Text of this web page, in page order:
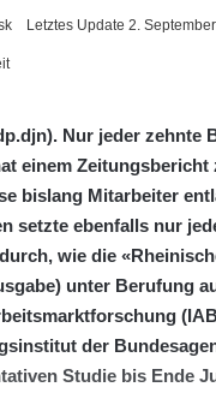
Letztes Update 2.
Nur jeder zehnte
einem Zeitungsbericht
bislang Mitarbeiter
setzte ebenfalls nur
wie die
unter Berufung
der
Studie bis Ende